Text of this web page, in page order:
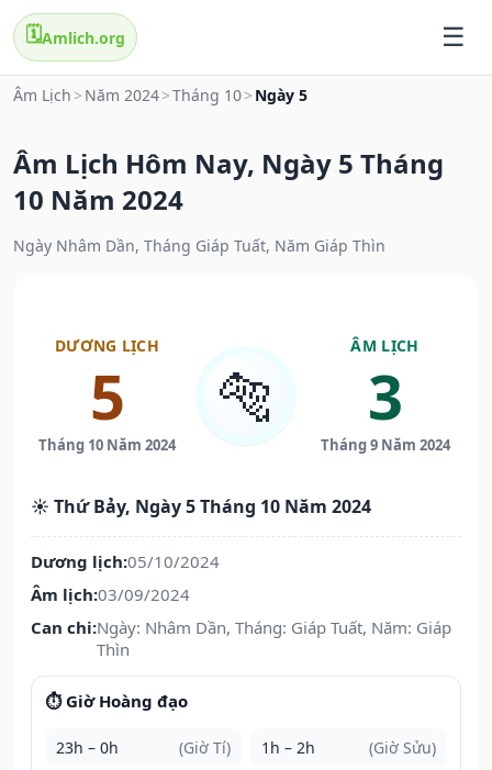
🗓️Amlich.org
Âm Lịch > Năm 2024>Tháng 10> Ngày 5
Âm Lịch Hôm Nay, Ngày 5 Tháng
10 Năm 2024
Ngày Nhâm Dần, Tháng Giáp Tuất, Năm Giáp Thìn
DƯƠNG LỊCH
5
Tháng 10 Năm 2024
🐅
ÂM LỊCH
3
Tháng 9 Năm 2024
☀️ Thứ Bảy, Ngày 5 Tháng 10 Năm 2024
Dương lịch:05/10/2024
Âm lịch:03/09/2024
Can chi:Ngày: Nhâm Dần, Tháng: Giáp Tuất, Năm: Giáp
Thìn
⏱️ Giờ Hoàng đạo
23h – 0h (Giờ Tí) 1h – 2h (Giờ Sửu)